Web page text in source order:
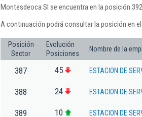
Montesdeoca Sl se encuentra en la posición
A continuación podrá consultar la posición en
Posición
Sector
Evolución
Posiciones
Nombre de la
387 45 ESTACION DE
388 24 ESTACION DE
389 10 ESTACION DE